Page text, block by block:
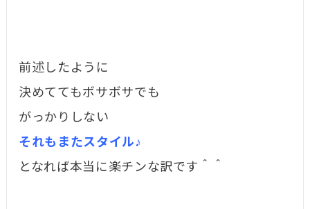
前述したように
決めててもボサボサでも
がっかりしない
それもまたスタイル♪
となれば本当に楽チンな訳です＾＾